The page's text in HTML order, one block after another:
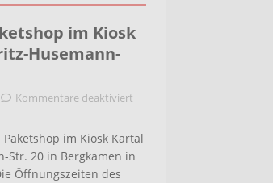
im Kiosk
Husemann-
Kommentare deaktiviert
im Kiosk Kartal
Str. 20 in Bergkamen in
Öffnungszeiten des